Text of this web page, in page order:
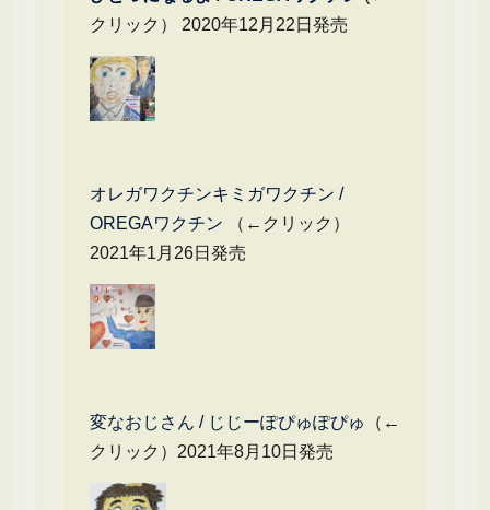
クリック） 2020年12月22日発売
オレガワクチンキミガワクチン /
OREGAワクチン （←クリック）
2021年1月26日発売
変なおじさん / じじーぽぴゅぽぴゅ
（←
クリック）2021年8月10日発売